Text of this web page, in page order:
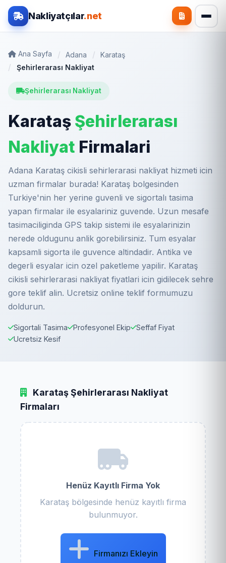
Nakliyatçılar.net
Ana Sayfa Adana
Karataş
Şehirlerarası Nakliyat
Şehirlerarası Nakliyat
Karataş Şehirlerarası
Nakliyat Firmalari
Adana Karataş cikisli sehirlerarasi nakliyat hizmeti icin
uzman firmalar burada! Karataş bolgesinden
Turkiye'nin her yerine guvenli ve sigortalı tasima
yapan firmalar ile esyalariniz guvende. Uzun mesafe
tasimaciliginda GPS takip sistemi ile esyalarinizin
nerede oldugunu anlik gorebilirsiniz. Tum esyalar
kapsamli sigorta ile guvence altindadir. Antika ve
degerli esyalar icin ozel paketleme yapilir. Karataş
cikisli sehirlerarasi nakliyat fiyatlari icin gidilecek sehre
gore teklif alin. Ucretsiz online teklif formumuzu
doldurun.
Sigortali Tasima Profesyonel Ekip
Seffaf Fiyat
Ucretsiz Kesif
Karataş Şehirlerarası Nakliyat
Firmaları
Henüz Kayıtlı Firma Yok
Karataş bölgesinde henüz kayıtlı firma
bulunmuyor.
Firmanızı Ekleyin